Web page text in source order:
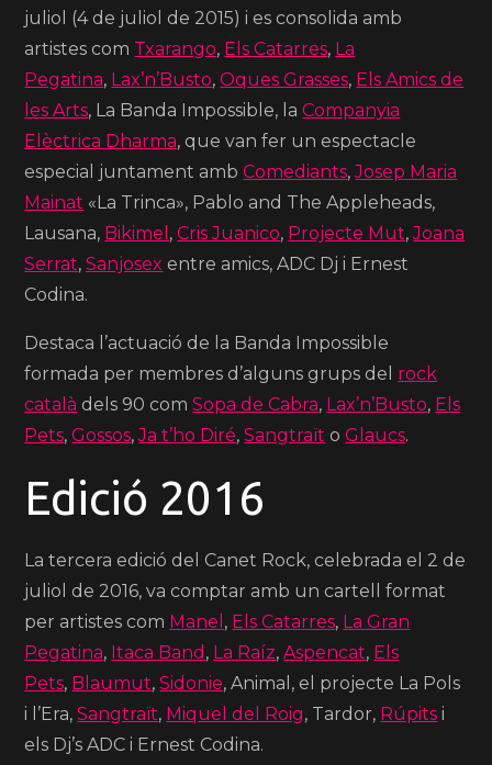
juliol (4 de juliol de 2015) i es consolida amb
artistes com Txarango, Els Catarres, La
Pegatina, Lax’n’Busto,Oques Grasses, Els Amics de
les Arts, La Banda Impossible, laCompanyia
Elèctrica Dharma, que van fer un espectacle
especial juntament ambComediants,Josep Maria
Mainat «La Trinca», Pablo and The Appleheads,
Lausana, Bikimel ,Cris Juanico, Projecte Mut,Joana
Serrat,Sanjosex entre amics, ADC Dj i Ernest
Codina.
Destaca l’actuació de la Banda Impossible
formada per membres d’alguns grups del rock
català dels 90 comSopa de Cabra, Lax’n’Busto, Els
Pets,Gossos,Ja t’ho Diré,Sangtraït oGlaucs.
Edició 2016
La tercera edició del Canet Rock, celebrada el 2 de
juliol de 2016, va comptar amb un cartell format
per artistes com Manel , Els Catarres, La Gran
Pegatina, Itaca Band , La Raíz,Aspencat, Els
Pets, Blaumut,Sidonie, Animal, el projecte La Pols
i l’Era,Sangtraït, Miquel del Roig, Tardor, Rúpits i
els Dj’s ADC i Ernest Codina.